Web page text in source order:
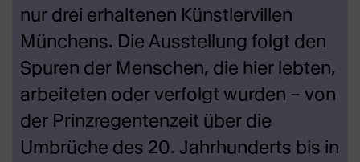
nur drei erhaltenen Künstlervillen
Münchens. Die Ausstellung folgt den
Spuren der Menschen, die hier lebten,
arbeiteten oder verfolgt wurden – von
der Prinzregentenzeit über die
Umbrüche des 20. Jahrhunderts bis in